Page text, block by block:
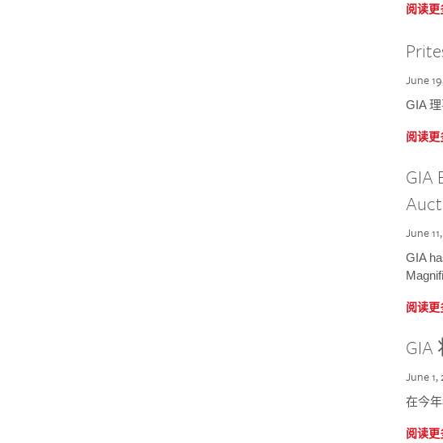
阅读更
June
GIA
阅读更
GIA
June
GIA
阅读更
June 1,
在今
阅读更